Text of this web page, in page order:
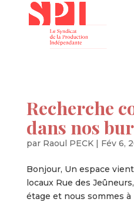
Recherche
dans nos
par Raoul PECK| Fév 6,
Bonjour, Un espace
locaux Rue des
étage et nous sommes